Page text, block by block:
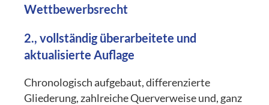
Wettbewerbsrecht
2., vollständig überarbeitete und
aktualisierte Auflage
Chronologisch aufgebaut, differenzierte
Gliederung, zahlreiche Querverweise und, ganz